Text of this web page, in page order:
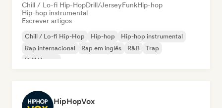
Chill / Lo-fi Hip-HopDrill/JerseyFunkHip-hop
Hip-hop instrumental
Escrever artigos
Chill / Lo-fi Hip-Hop Hip-hop
Hip-hop instrumental
Rap internacional
Rap em inglês R&B
Trap
Drill/Jersey
HipHopVox